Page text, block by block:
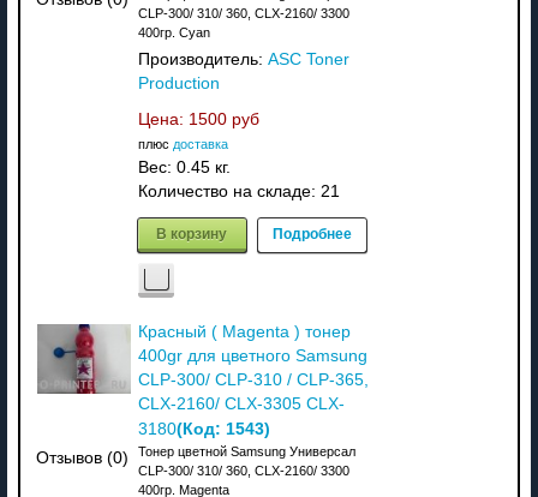
CLP-300/ 310/ 360, CLX-2160/ 3300
400гр. Cyan
Производитель: ASC Toner
Production
Цена: 1500 руб
плюс доставка
Вес: 0.45 кг.
Количество на складе: 21
В корзину Подробнее
Отзывов (0)
Красный ( Magenta ) тонер
400gr для цветного Samsung
CLP-300/ CLP-310 / CLP-365,
CLX-2160/ CLX-3305 CLX-
3180(Код: 1543)
Тонер цветной Samsung Универсал
CLP-300/ 310/ 360, CLX-2160/ 3300
400гр. Magenta